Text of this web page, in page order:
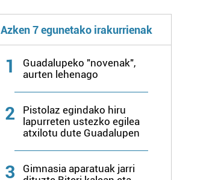
Azken 7 egunetako irakurrienak
1
Guadalupeko "novenak",
aurten lehenago
2
Pistolaz egindako hiru
lapurreten ustezko egilea
atxilotu dute Guadalupen
3
Gimnasia aparatuak jarri